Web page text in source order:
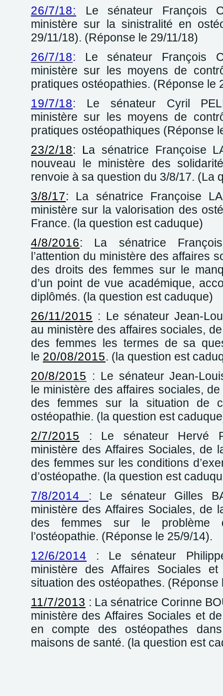
26/7/18: Le sénateur François
ministère sur la sinistralité en
29/11/18). (Réponse le 29/11/18)
26/7/18: Le sénateur François
ministère sur les moyens de
pratiques ostéopathies. (Réponse le
19/7/18: Le sénateur Cyril
ministère sur les moyens de
pratiques ostéopathiques (Réponse
23/2/18: La sénatrice Françoise
nouveau le ministère des
renvoie à sa question du 3/8/17. (La
3/8/17: La sénatrice Françoise
ministère sur la valorisation des
France. (la question est caduque)
4/8/2016: La sénatrice
l’attention du ministère des affaires
des droits des femmes sur le
d’un point de vue académique,
diplômés. (la question est caduque)
26/11/2015 : Le sénateur Jean-
au ministère des affaires sociales,
des femmes les termes de sa
le 20/08/2015. (la question est
20/8/2015 : Le sénateur Jean-
le ministère des affaires sociales,
des femmes sur la situation de
ostéopathie. (la question est
2/7/2015 : Le sénateur Hervé
ministère des Affaires Sociales, de
des femmes sur les conditions
d’ostéopathe. (la question est
7/8/2014 : Le sénateur Gilles
ministère des Affaires Sociales, de
des femmes sur le
l’ostéopathie. (Réponse le 25/9/14).
12/6/2014
: Le sénateur
ministère des Affaires Sociales
situation des ostéopathes. (Réponse
11/7/2013 : La sénatrice Corinne
ministère des Affaires Sociales et
en compte des ostéopathes
maisons de santé. (la question est